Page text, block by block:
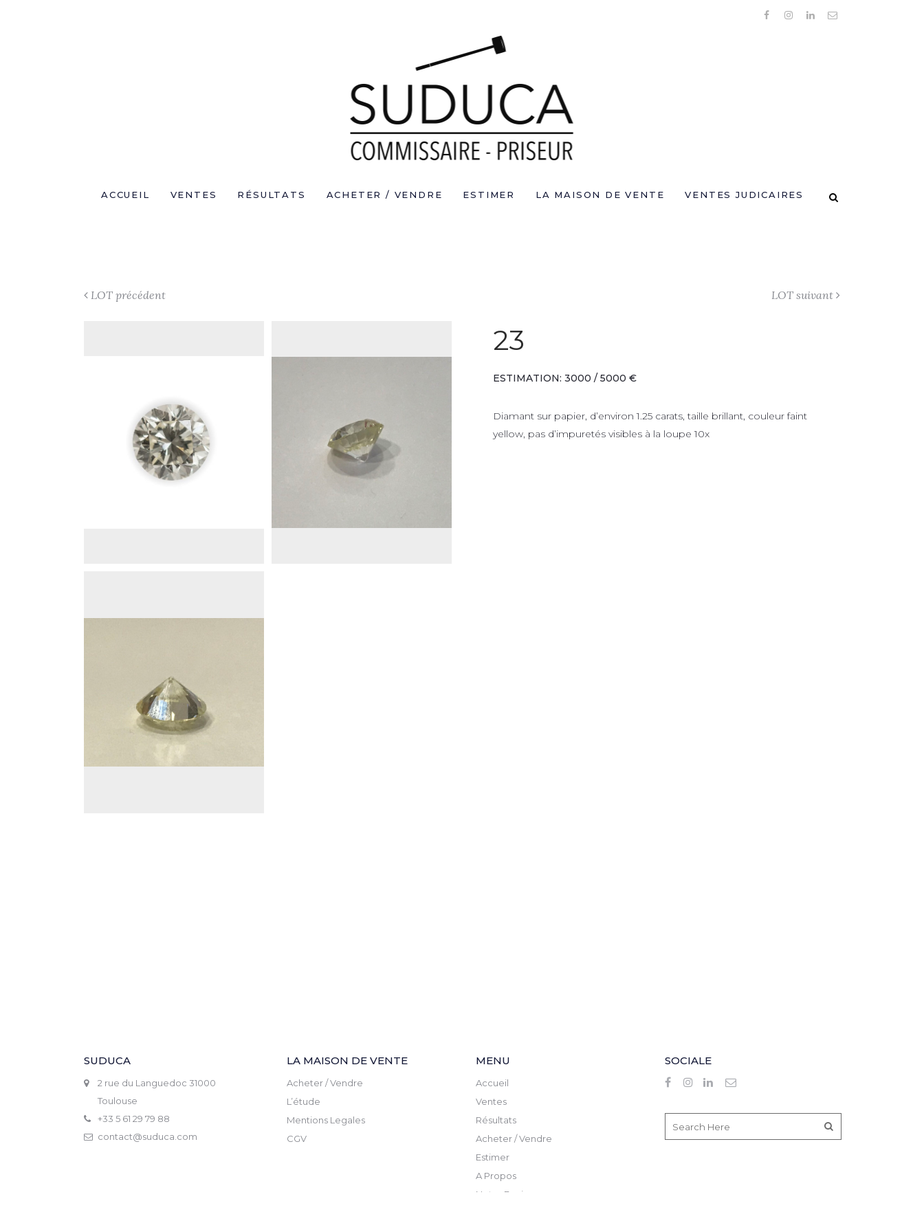
ACCUEIL VENTES RÉSULTATS ACHETER / VENDRE ESTIMER LA MAISON DE VENTE VENTES JUDICAIRES
LOT précédent LOT suivant
23
ESTIMATION: 3000 / 5000 €
Diamant sur papier, d’environ 1.25 carats, taille brillant, couleur faint
yellow, pas d’impuretés visibles à la loupe 10x
SUDUCA
2 rue du Languedoc 31000
Toulouse
+33 5 61 29 79 88
contact@suduca.com
LA MAISON DE VENTE
Acheter / Vendre
L’étude
Mentions Legales
CGV
MENU
Accueil
Ventes
Résultats
Acheter / Vendre
Estimer
A Propos
Notre Equipe
SOCIALE